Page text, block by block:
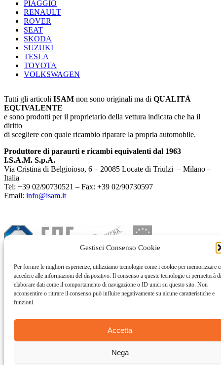
Gestisci Consenso Cookie
Per fornire le migliori esperienze, utilizziamo tecnologie come i cookie per memorizzare
accedere alle informazioni del dispositivo. Il consenso a queste tecnologie ci permetterà di
elaborare dati come il comportamento di navigazione o ID unici su questo sito. Non
acconsentire o ritirare il consenso può influire negativamente su alcune caratteristiche e
funzioni.
Accetta
Nega
PIAGGIO
RENAULT
ROVER
SEAT
SKODA
SUZUKI
TESLA
TOYOTA
VOLKSWAGEN
Tutti gli articoli ISAM non sono originali ma di QUALITÀ
EQUIVALENTE
e sono prodotti per il proprietario della vettura indicata che ha il
diritto
di scegliere con quale ricambio riparare la propria automobile.
Produttore di paraurti e ricambi equivalenti dal 1963
I.S.A.M. S.p.A.
Via Cristina di Belgioioso, 6 – 20085 Locate di Triulzi – Milano –
Italia
Tel: +39 02/90730521 – Fax: +39 02/90730597
Email: info@isam.it